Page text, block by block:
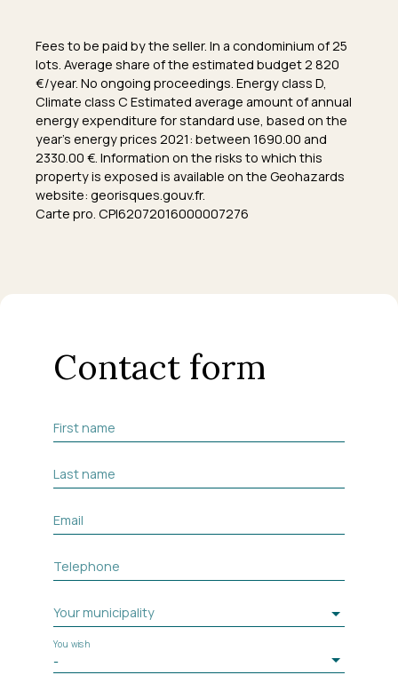
Fees to be paid by the seller. In a condominium of 25
lots. Average share of the estimated budget 2 820
€/year. No ongoing proceedings. Energy class D,
Climate class C Estimated average amount of annual
energy expenditure for standard use, based on the
year's energy prices 2021: between 1690.00 and
2330.00 €. Information on the risks to which this
property is exposed is available on the Geohazards
website: georisques.gouv.fr.
Carte pro. CPI62072016000007276
Contact form
First name
Last name
Email
Telephone
Your municipality
-
You wish